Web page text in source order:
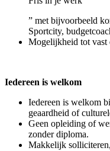
” met bijvoorbeeld
Sportcity,
Mogelijkheid tot vast
Iedereen is welkom
Iedereen is welkom
geaardheid of
Geen opleiding of
zonder diploma.
Makkelijk